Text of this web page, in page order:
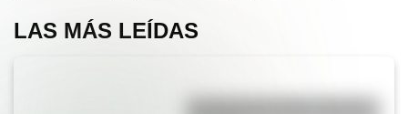
LAS MÁS LEÍDAS
La vida de San Martín contada